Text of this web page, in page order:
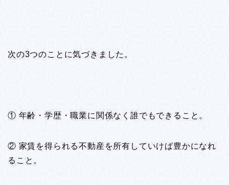
次の3つのことに気づきました。
① 年齢・学歴・職業に関係なく誰でもできること。
② 家賃を得られる不動産を所有していけば豊かになれ
ること。